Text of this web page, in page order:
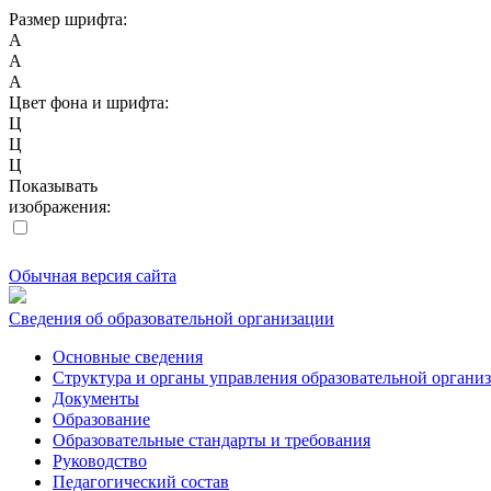
Размер шрифта:
A
A
A
Цвет фона и шрифта:
Ц
Ц
Ц
Показывать
изображения:
Обычная версия сайта
Сведения об образовательной организации
Основные сведения
Структура и органы управления образовательной
Документы
Образование
Образовательные стандарты и требования
Руководство
Педагогический состав